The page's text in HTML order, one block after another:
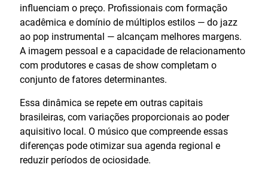
influenciam o preço. Profissionais com formação
acadêmica e domínio de múltiplos estilos — do jazz
ao pop instrumental — alcançam melhores margens.
A imagem pessoal e a capacidade de relacionamento
com produtores e casas de show completam o
conjunto de fatores determinantes.
Essa dinâmica se repete em outras capitais
brasileiras, com variações proporcionais ao poder
aquisitivo local. O músico que compreende essas
diferenças pode otimizar sua agenda regional e
reduzir períodos de ociosidade.